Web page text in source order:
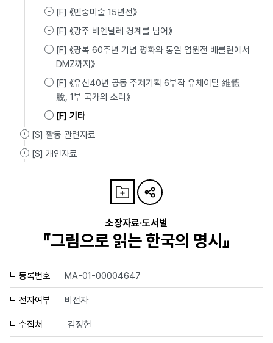
[F] 《민중미술 15년전》
[F] 《광주 비엔날레 경계를 넘어》
[F] 《광복 60주년 기념 평화와 통일 염원전 베를린에서
DMZ까지》
[F] 《유신40년 공동 주제기획 6부작 유체이탈 維體離
脫, 1부 국가의 소리》
[F] 기타
[S] 활동 관련자료
[S] 개인자료
소장자료·도서별
『그림으로 읽는 한국의 명시』
등록번호 MA-01-00004647
전자여부 비전자
수집처 김정헌